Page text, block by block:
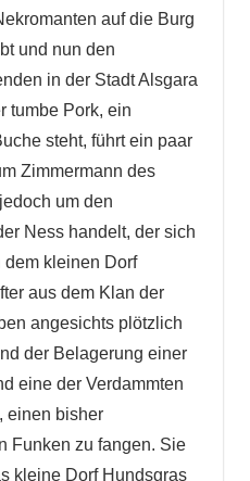
auf die Burg
und nun den
in der Stadt Alsgara
tumbe Pork, ein
steht, führt ein paar
Zimmermann des
um den
Ness handelt, der sich
dem kleinen Dorf
aus dem Klan der
angesichts plötzlich
der Belagerung einer
eine der Verdammten
einen bisher
Funken zu fangen. Sie
kleine Dorf Hundsgras